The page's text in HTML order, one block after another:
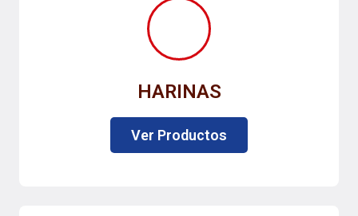
HARINAS
Ver Productos